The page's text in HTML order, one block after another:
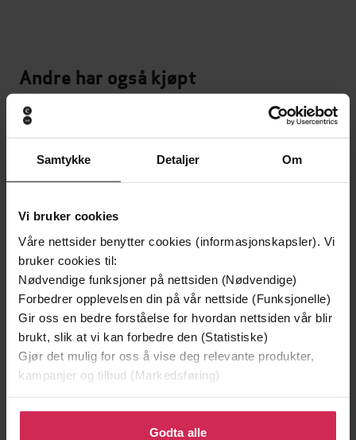
Samtykke Detaljer Om
Vi bruker cookies
Våre nettsider benytter cookies (informasjonskapsler). Vi
bruker cookies til:
Nødvendige funksjoner på nettsiden (Nødvendige)
Forbedrer opplevelsen din på vår nettside (Funksjonelle)
Gir oss en bedre forståelse for hvordan nettsiden vår blir
brukt, slik at vi kan forbedre den (Statistiske)
Gjør det mulig for oss å vise deg relevante produkter,
kampanjer og tilbud (Markedsføring)
Klikk på «Godta alle» for å gi oss ditt samtykke til å
bruke cookies for alle disse formålene. Du kan også
Godta alle
Andre har også kjøpt
199,-
Den siste olympier
199,-